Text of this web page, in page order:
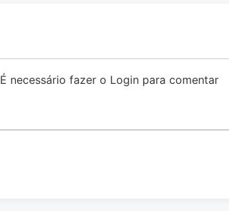
É necessário fazer o Login para comentar